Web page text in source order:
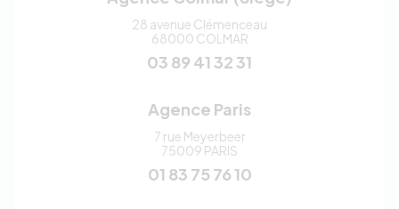
28 avenue Clémenceau
68000 COLMAR
03 89 41 32 31
Agence Paris
7 rue Meyerbeer
75009 PARIS
01 83 75 76 10